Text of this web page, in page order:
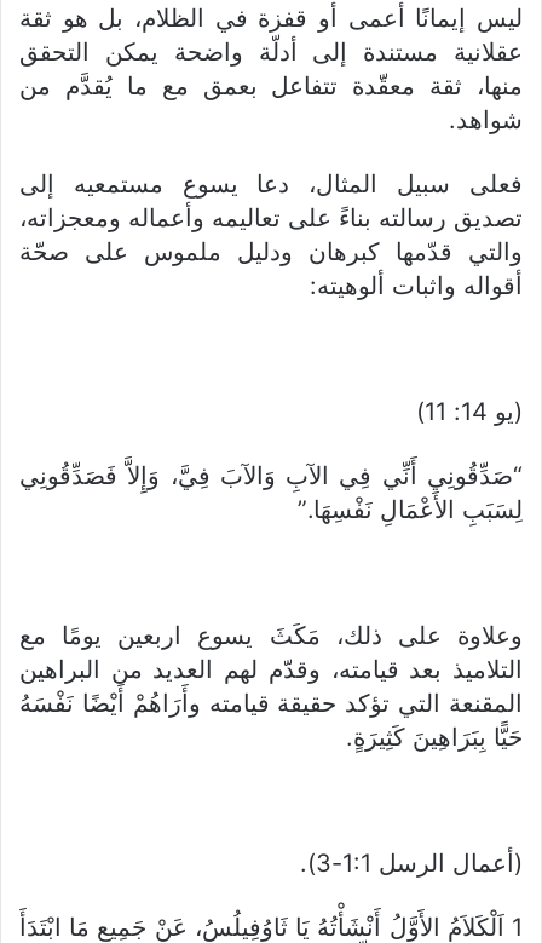
ليس إيمانًا أعمى أو قفزة في الظلام، بل هو ثقة
عقلانية مستندة إلى أدلّة واضحة يمكن التحقق
منها، ثقة معقّدة تتفاعل بعمق مع ما يُقدَّم من
شواهد.
فعلى سبيل المثال، دعا يسوع مستمعيه إلى
تصديق رسالته بناءً على تعاليمه وأعماله ومعجزاته،
والتي قدّمها كبرهان ودليل ملموس على صحّة
أقواله واثبات ألوهيته:
(يو 14: 11)
“صَدِّقُونِي أَنِّي فِي الآبِ وَالآبَ فِيَّ، وَإِلاَّ فَصَدِّقُونِي
لِسَبَبِ الأَعْمَالِ نَفْسِهَا.”
وعلاوة على ذلك، مَكَثَ يسوع اربعين يومًا مع
التلاميذ بعد قيامته، وقدّم لهم العديد من البراهين
المقنعة التي تؤكد حقيقة قيامته وأَرَاهُمْ أَيْضًا نَفْسَهُ
حَيًّا بِبَرَاهِينَ كَثِيرَةٍ.
(أعمال الرسل 1:1-3).
1 اَلْكَلاَمُ الأَوَّلُ أَنْشَأْتُهُ يَا ثَاوُفِيلُسُ، عَنْ جَمِيعِ مَا ابْتَدَأَ